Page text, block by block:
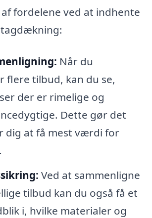
fordelene ved at indhente
Når du
flere tilbud, kan du se,
der er rimelige og
Dette gør det
dig at få mest værdi for
Ved at sammenligne
tilbud kan du også få et
i, hvilke materialer og